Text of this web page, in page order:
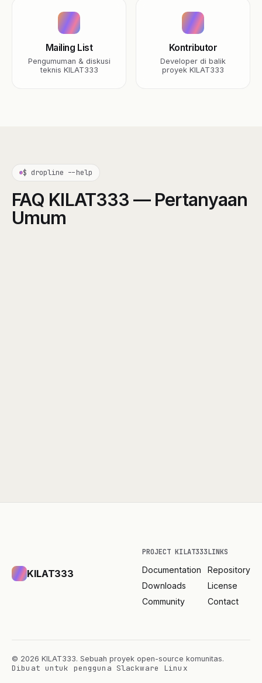
Mailing List
Pengumuman & diskusi
teknis KILAT333
Kontributor
Developer di balik
proyek KILAT333
$ dropline --help
FAQ KILAT333 — Pertanyaan
Umum
KILAT333
PROJECT KILAT333
Documentation
Downloads
Community
LINKS
Repository
License
Contact
© 2026 KILAT333. Sebuah proyek open-source komunitas.
Dibuat untuk pengguna Slackware Linux